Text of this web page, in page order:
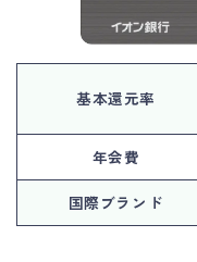
基本還元率
年会費
国際ブランド